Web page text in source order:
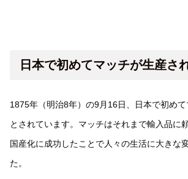
日本で初めてマッチが生産さ
1875年（明治8年）の9月16日、日本で初め
とされています。マッチはそれまで輸入品に
国産化に成功したことで人々の生活に大きな
た。